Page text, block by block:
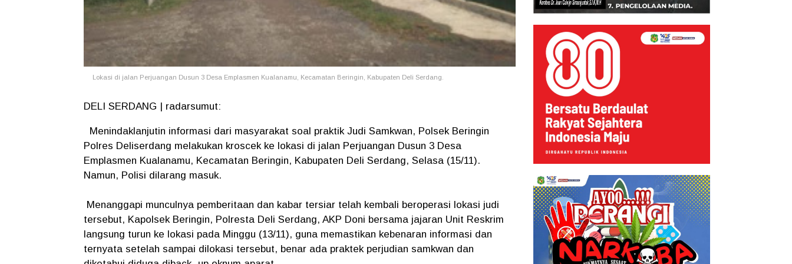
Lokasi di jalan Perjuangan Dusun 3 Desa Emplasmen Kualanamu, Kecamatan Beringin, Kabupaten Deli Serdang.
DELI SERDANG | radarsumut:
Menindaklanjutin informasi dari masyarakat soal praktik Judi Samkwan, Polsek Beringin
Polres Deliserdang melakukan kroscek ke lokasi di jalan Perjuangan Dusun 3 Desa
Emplasmen Kualanamu, Kecamatan Beringin, Kabupaten Deli Serdang, Selasa (15/11).
Namun, Polisi dilarang masuk.
Menanggapi munculnya pemberitaan dan kabar tersiar telah kembali beroperasi lokasi judi
tersebut, Kapolsek Beringin, Polresta Deli Serdang, AKP Doni bersama jajaran Unit Reskrim
langsung turun ke lokasi pada Minggu (13/11), guna memastikan kebenaran informasi dan
ternyata setelah sampai dilokasi tersebut, benar ada praktek perjudian samkwan dan